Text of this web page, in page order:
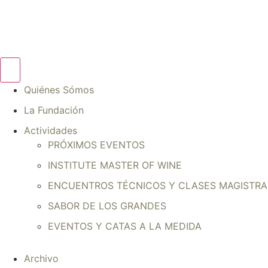
Quiénes Sómos
La Fundación
Actividades
PRÓXIMOS EVENTOS
INSTITUTE MASTER OF WINE
ENCUENTROS TÉCNICOS Y CLASES
SABOR DE LOS GRANDES
EVENTOS Y CATAS A LA MEDIDA
Archivo